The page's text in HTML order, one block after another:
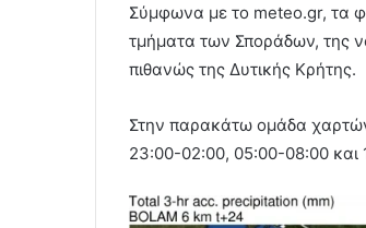
Σύμφωνα με το meteo.gr, τα
τμήματα των Σποράδων, της
πιθανώς της Δυτικής Κρήτης.
Στην παρακάτω ομάδα
23:00-02:00, 05:00-08:00 και